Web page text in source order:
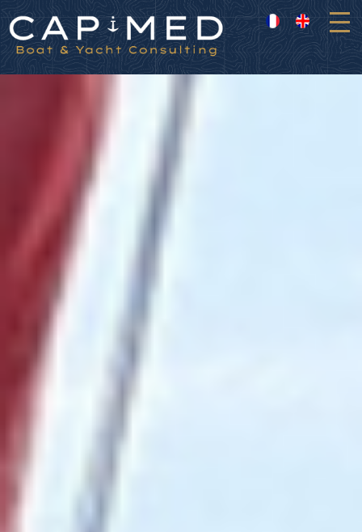
Panneau de gestion des cookies